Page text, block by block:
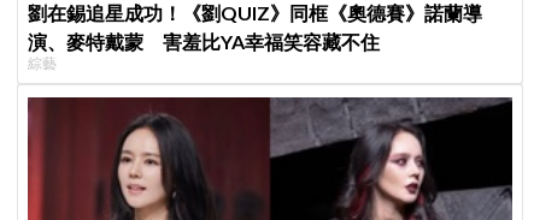
劉在錫追星成功！《劉QUIZ》同框《奧德賽》諾蘭導
演、麥特戴蒙 害羞比YA幸福笑容藏不住
綜藝